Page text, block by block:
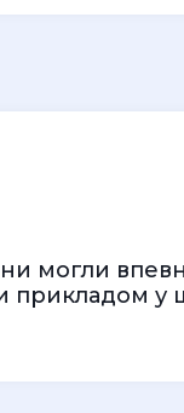
могли
прикладом